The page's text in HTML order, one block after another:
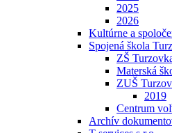
2025
2026
Kultúrne a
Spojená škola
ZŠ
Materská
ZUŠ
2019
Centrum
Archív